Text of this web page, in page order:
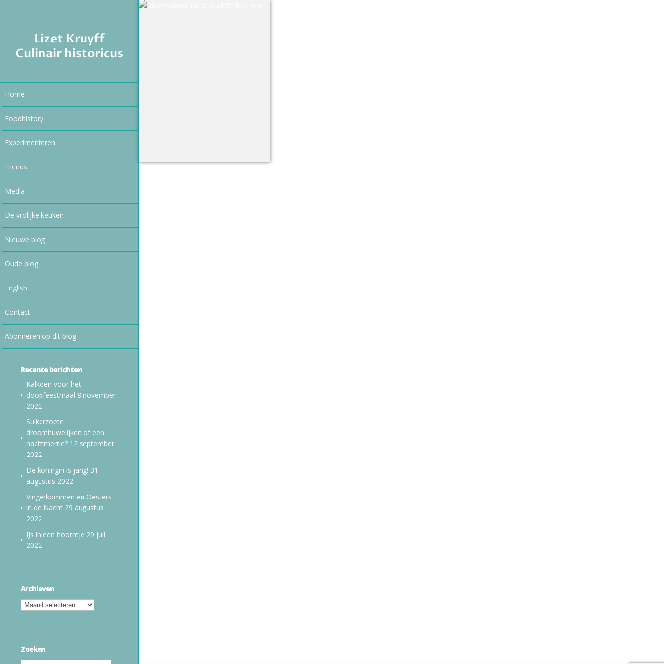
Lizet Kruyff
Culinair historicus
Home
Foodhistory
Experimenteren
Trends
Media
De vrolijke keuken
Nieuwe blog
Oude blog
English
Contact
Abonneren op dit blog
Recente berichten
Kalkoen voor het
doopfeestmaal 8 november
2022
Suikerzoete
droomhuwelijken of een
nachtmerrie? 12 september
2022
De koningin is jarig! 31
augustus 2022
Vingerkommen en Oesters
in de Nacht 29 augustus
2022
IJs in een hoorntje 29 juli
2022
Archieven
Zoeken